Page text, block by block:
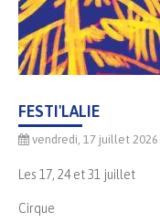
FESTI'LALIE
vendredi, 17 juillet 2026
Les 17, 24 et 31 juillet
Cirque